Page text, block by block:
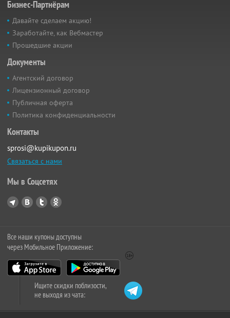
Бизнес-Партнёрам
Давайте сделаем акцию!
Заработайте, как Вебмастер
Прошедшие акции
Документы
Агентский договор
Лицензионный договор
Публичная оферта
Политика конфиденциальности
Контакты
sprosi@kupikupon.ru
Связаться с нами
Мы в Соцсетях
Все наши купоны доступны
через Мобильное Приложение:
Ищите скидки поблизости,
не выходя из чата: